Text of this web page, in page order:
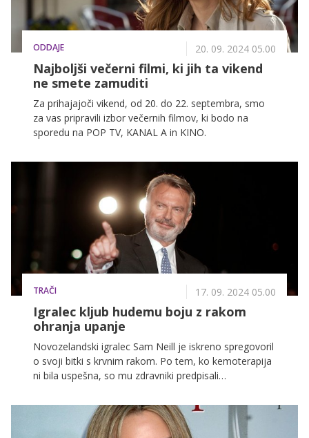
ODDAJE 20. 09. 2024 05.00
Najboljši večerni filmi, ki jih ta vikend
ne smete zamuditi
Za prihajajoči vikend, od 20. do 22. septembra, smo
za vas pripravili izbor večernih filmov, ki bodo na
sporedu na POP TV, KANAL A in KINO.
TRAČI 17. 09. 2024 05.00
Igralec kljub hudemu boju z rakom
ohranja upanje
Novozelandski igralec Sam Neill je iskreno spregovoril
o svoji bitki s krvnim rakom. Po tem, ko kemoterapija
ni bila uspešna, so mu zdravniki predpisali
zdravstveno stanje. Kljub zahtevnemu zdravljenju
ostaja optimističen in se ne boji smrti.